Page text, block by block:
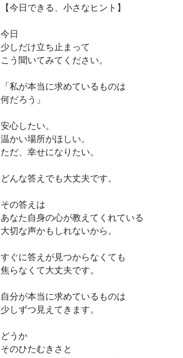
【今日できる、小さなヒント】
今日
少しだけ立ち止まって
こう聞いてみてください。
「私が本当に求めているものは
何だろう」
安心したい。
温かい場所がほしい。
ただ、幸せになりたい。
どんな答えでも大丈夫です。
その答えは
あなた自身の心が教えてくれている
大切な声かもしれないから。
すぐに答えが見つからなくても
焦らなくて大丈夫です。
自分が本当に求めているものは
少しずつ見えてきます。
どうか
そのひたむきさと